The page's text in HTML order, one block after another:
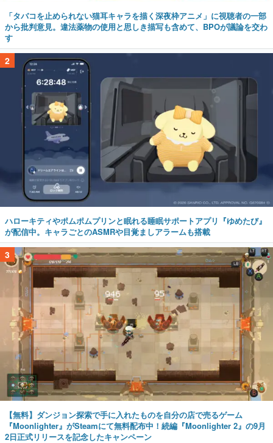
「タバコを止められない猫耳キャラを描く深夜枠アニメ」に視聴者の一部
から批判意見。違法薬物の使用と思しき描写も含めて、BPOが議論を交わ
す
2
ハローキティやポムポムプリンと眠れる睡眠サポートアプリ『ゆめたび』
が配信中。キャラごとのASMRや目覚ましアラームも搭載
3
【無料】ダンジョン探索で手に入れたものを自分の店で売るゲーム
『Moonlighter』がSteamにて無料配布中！続編『Moonlighter 2』の9月
2日正式リリースを記念したキャンペーン